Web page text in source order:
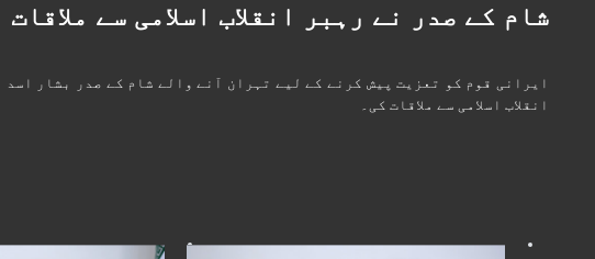
شام کے صدر نے رہبر انقلاب اسلامی سے ملاقات
انقلاب اسلامی سے ملاقات کی۔